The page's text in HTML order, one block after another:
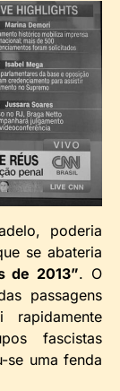
poderia
se abateria
de 2013”. O
passagens
fascistas
se uma fenda